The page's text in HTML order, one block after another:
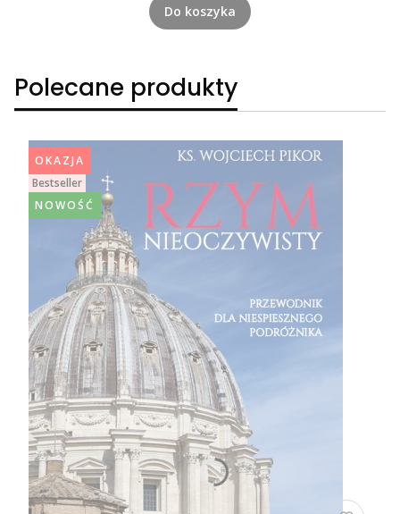
Do koszyka
Polecane produkty
OKAZJA
Bestseller
NOWOŚĆ